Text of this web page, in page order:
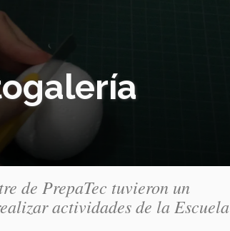
de PrepaTec tuvieron un
actividades de la Escuela